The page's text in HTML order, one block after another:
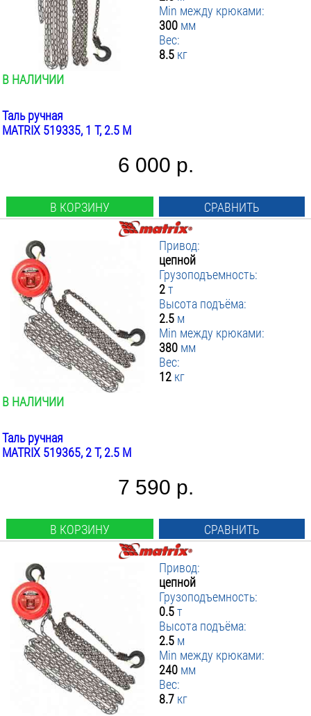
Цепной
3
6
9
▼ Высота подъёма м
9
18
▼ Min расстояние между крюками мм
от
до
▼ Диаметр грузовой цепи мм :
5
8
10
▼ Вес инструмента кг
Min между крюками:
300 мм
Вес:
8.5 кг
В НАЛИЧИИ
Таль ручная
MATRIX 519335, 1 Т, 2.5 М
6 000 р.
В КОРЗИНУ СРАВНИТЬ
Привод:
цепной
Грузоподъемность:
2т
Высота подъёма:
2.5 м
Min между крюками:
380 мм
Вес:
12 кг
В НАЛИЧИИ
Таль ручная
MATRIX 519365, 2 Т, 2.5 М
7 590 р.
В КОРЗИНУ СРАВНИТЬ
Привод:
цепной
Грузоподъемность:
0.5т
Высота подъёма:
2.5 м
Min между крюками:
240 мм
Вес:
8.7 кг